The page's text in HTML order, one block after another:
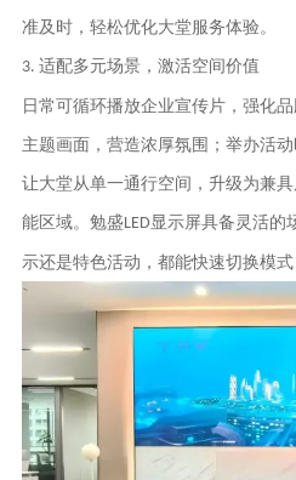
准及时，轻松优化大堂服务体验。
3. 适配多元场景，激活空间价值
日常可循环播放企业宣传片，强化
主题画面，营造浓厚氛围；举办活
让大堂从单一通行空间，升级为兼
能区域。 勉盛LED显示屏具备灵活的
示还是特色活动，都能快速切换模式